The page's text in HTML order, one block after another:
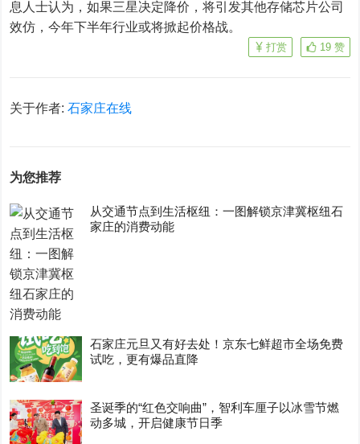
息人士认为，如果三星决定降价，将引发其他存储芯片公司
效仿，今年下半年行业或将掀起价格战。
19 赞
打赏
关于作者:石家庄在线
为您推荐
从交通节点到生活枢纽：一图解锁京津冀枢纽石
家庄的消费动能
石家庄元旦又有好去处！京东七鲜超市全场免费
试吃，更有爆品直降
圣诞季的“红色交响曲”，智利车厘子以冰雪节燃
动多城，开启健康节日季